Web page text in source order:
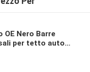
OE Nero Barre
per tetto auto